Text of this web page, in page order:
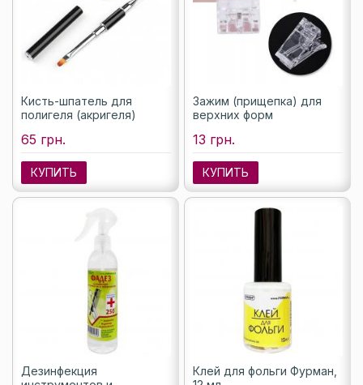
Кисть-шпатель для
полигеля (акригеля)
65 грн.
КУПИТЬ
Зажим (прищепка) для
верхних форм
13 грн.
КУПИТЬ
Дезинфекция
Клей для фольги Фурман,